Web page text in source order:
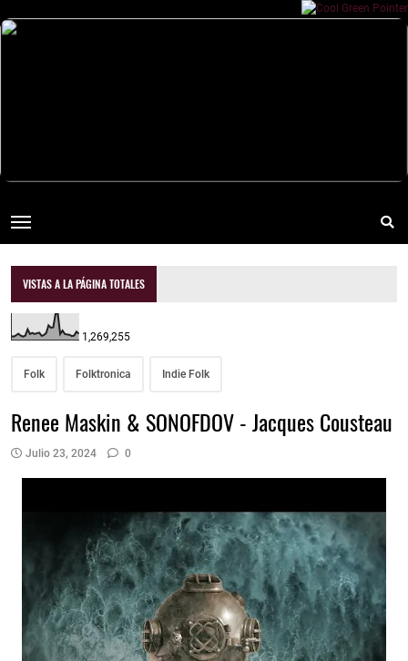
VISTAS A LA PÁGINA TOTALES
1,269,255
Folk Folktronica Indie Folk
Renee Maskin & SONOFDOV - Jacques Cousteau
Julio 23, 2024 0